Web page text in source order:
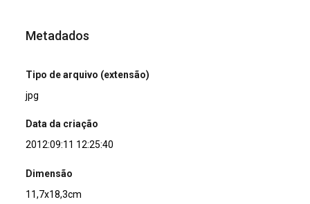
Metadados
Tipo de arquivo (extensão)
jpg
Data da criação
2012:09:11 12:25:40
Dimensão
11,7x18,3cm